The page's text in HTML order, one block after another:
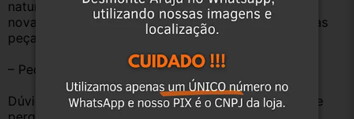
natural pelo tempo. Peças perfeitas são apenas as
novas e sem uso. No entanto, garantimos que nossas
peças estão em BOM ESTADO e foram testadas.
– Peças são ORIGINAIS USADAS.
Dúvidas sobre uso ou aplicação, utilizar o campo de